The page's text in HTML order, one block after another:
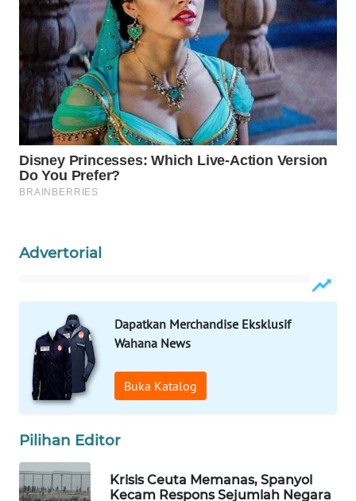
Advertorial
Dapatkan Merchandise Eksklusif
Wahana News
Buka Katalog
Pilihan Editor
Krisis Ceuta Memanas, Spanyol
Kecam Respons Sejumlah Negara
WAHANA
KONSUMEN
WAHANA
LISTRIK
WAHANA
TRAVEL
WAHANA
WAHANANEWS
WAHANANEWS
CO ID
WAHANANEWS
NET
WAHANA
SPORT
WAHANA